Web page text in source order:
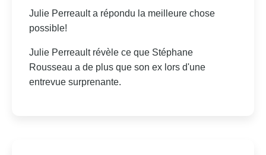
Julie Perreault a répondu la meilleure chose
possible!
Julie Perreault révèle ce que Stéphane
Rousseau a de plus que son ex lors d'une
entrevue surprenante.